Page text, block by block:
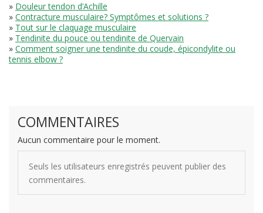
» Douleur tendon d’Achille
» Contracture musculaire? Symptômes et solutions ?
» Tout sur le claquage musculaire
» Tendinite du pouce ou tendinite de Quervain
» Comment soigner une tendinite du coude, épicondylite ou
tennis elbow ?
COMMENTAIRES
Aucun commentaire pour le moment.
Seuls les utilisateurs enregistrés peuvent publier des
commentaires.